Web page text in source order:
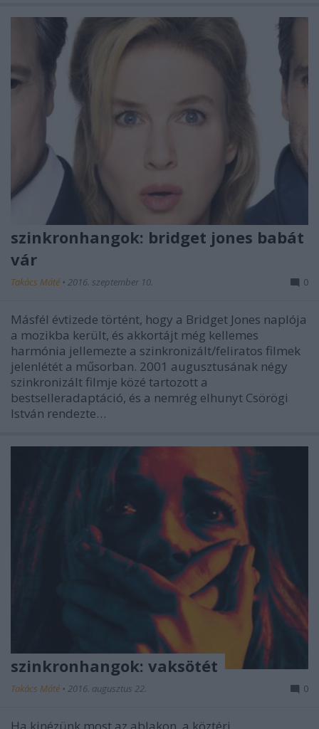
szinkronhangok: bridget jones babát
vár
Takács Máté • 2016. szeptember 10. 0
Másfél évtizede történt, hogy a Bridget Jones naplója
a mozikba került, és akkortájt még kellemes
harmónia jellemezte a szinkronizált/feliratos filmek
jelenlétét a műsorban. 2001 augusztusának négy
szinkronizált filmje közé tartozott a
bestselleradaptáció, és a nemrég elhunyt Csörögi
István rendezte…
szinkronhangok: vaksötét
Takács Máté • 2016. augusztus 22. 0